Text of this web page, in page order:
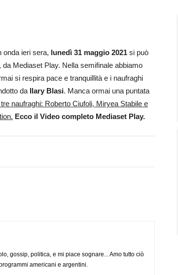
onda ieri sera, lunedì 31 maggio 2021 si può
Mediaset Play. Nella semifinale abbiamo
si respira pace e tranquillità e i naufraghi
da Ilary Blasi. Manca ormai una puntata
naufraghi: Roberto Ciufoli, Miryea Stabile e
Ecco il Video completo Mediaset Play.
gossip, politica, e mi piace sognare... Amo tutto ciò
americani e argentini.